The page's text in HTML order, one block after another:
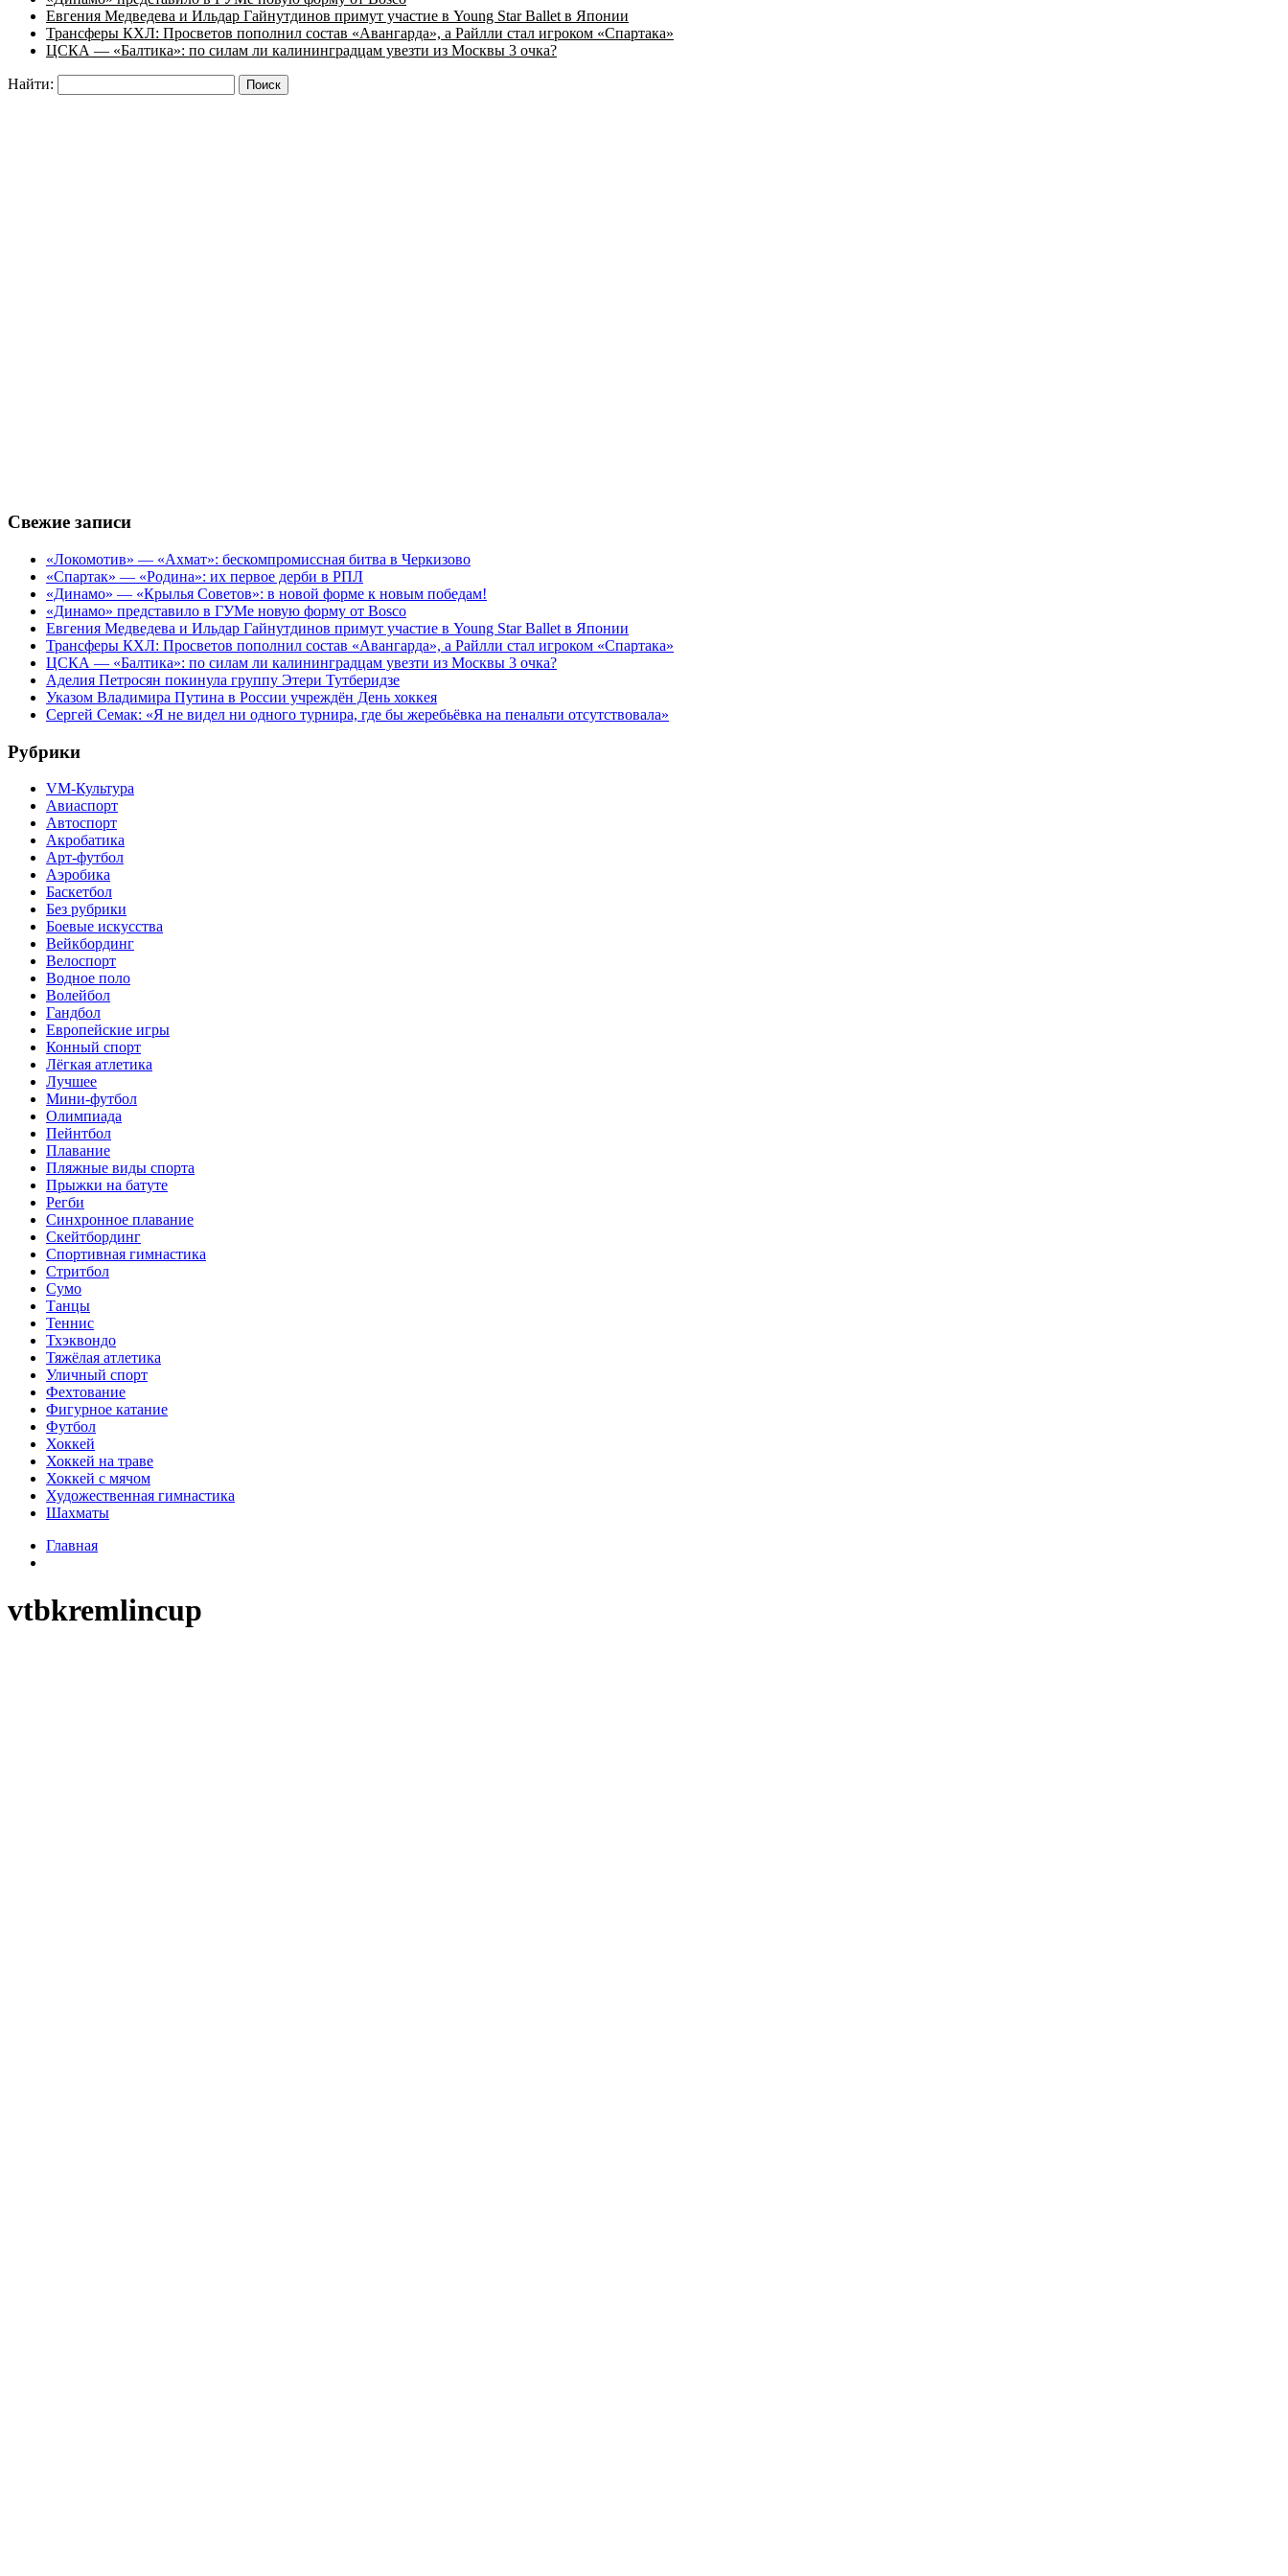
Евгения Медведева и Ильдар Гайнутдинов примут участие в Young Star Ballet в Японии
Трансферы КХЛ: Просветов пополнил состав «Авангарда», а Райлли стал игроком «Спартака»
ЦСКА — «Балтика»: по силам ли калининградцам увезти из Москвы 3 очка?
Найти:
Свежие записи
«Локомотив» — «Ахмат»: бескомпромиссная битва в Черкизово
«Спартак» — «Родина»: их первое дерби в РПЛ
«Динамо» — «Крылья Советов»: в новой форме к новым победам!
«Динамо» представило в ГУМе новую форму от Bosco
Евгения Медведева и Ильдар Гайнутдинов примут участие в Young Star Ballet в Японии
Трансферы КХЛ: Просветов пополнил состав «Авангарда», а Райлли стал игроком «Спартака»
ЦСКА — «Балтика»: по силам ли калининградцам увезти из Москвы 3 очка?
Аделия Петросян покинула группу Этери Тутберидзе
Указом Владимира Путина в России учреждён День хоккея
Сергей Семак: «Я не видел ни одного турнира, где бы жеребьёвка на пенальти отсутствовала»
Рубрики
VM-Культура
Авиаспорт
Автоспорт
Акробатика
Арт-футбол
Аэробика
Баскетбол
Без рубрики
Боевые искусства
Вейкбординг
Велоспорт
Водное поло
Волейбол
Гандбол
Европейские игры
Конный спорт
Лёгкая атлетика
Лучшее
Мини-футбол
Олимпиада
Пейнтбол
Плавание
Пляжные виды спорта
Прыжки на батуте
Регби
Синхронное плавание
Скейтбординг
Спортивная гимнастика
Стритбол
Сумо
Танцы
Теннис
Тхэквондо
Тяжёлая атлетика
Уличный спорт
Фехтование
Фигурное катание
Футбол
Хоккей
Хоккей на траве
Хоккей с мячом
Художественная гимнастика
Шахматы
Главная
vtbkremlincup